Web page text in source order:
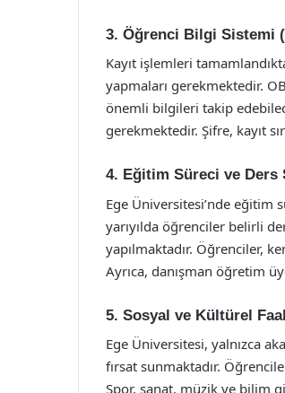
3. Öğrenci Bilgi Sistemi
Kayıt işlemleri
yapmaları gerekmektedir.
önemli bilgileri takip
gerekmektedir. Şifre, kayıt
4. Eğitim Süreci ve Ders
Ege Üniversitesi’nde eğitim
yarıyılda öğrenciler belirli
yapılmaktadır. Öğrenciler,
Ayrıca, danışman öğretim
5. Sosyal ve Kültürel
Ege Üniversitesi, yalnızca
fırsat sunmaktadır.
Spor, sanat, müzik ve bilim